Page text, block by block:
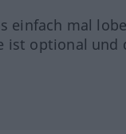
einfach mal
ist optional und